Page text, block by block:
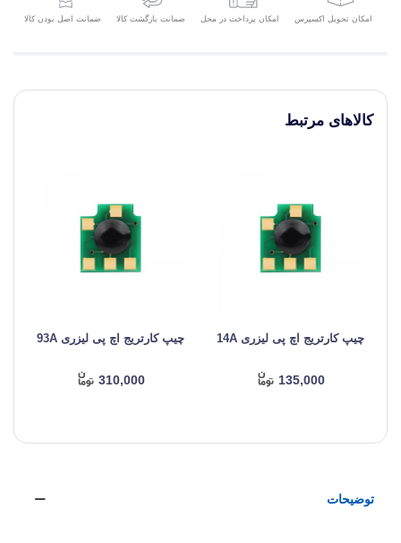
امکان تحویل اکسپرس امکان پرداخت در محل ضمانت بازگشت کالا ضمانت اصل بودن کالا
کالاهای مرتبط
چیپ کارتریج اچ پی لیزری 14A
135,000
چیپ کارتریج اچ پی لیزری 93A
310,000
توضیحات